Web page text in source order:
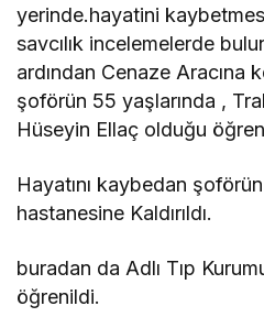
yerinde.hayatini
savcılık incelemelerde
ardından Cenaze Aracına
şoförün 55 yaşlarında ,
Hüseyin Ellaç olduğu
Hayatını kaybedan
hastanesine Kaldırıldı.
buradan da Adlı Tıp
öğrenildi.